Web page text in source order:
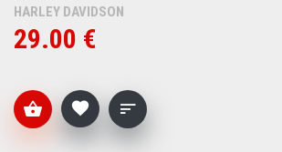
HARLEY DAVIDSON
29.00 €